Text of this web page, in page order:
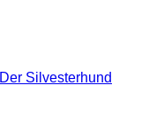
Der Silvesterhund